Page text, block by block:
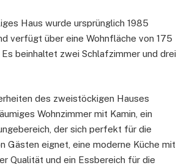
Haus wurde ursprünglich 1985
verfügt über eine Wohnfläche von 175
beinhaltet zwei Schlafzimmer und drei
des zweistöckigen Hauses
Wohnzimmer mit Kamin, ein
der sich perfekt für die
Gästen eignet, eine moderne Küche mit
Qualität und ein Essbereich für die